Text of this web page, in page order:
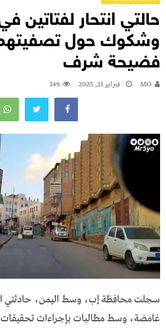
حالتي انتحار لفتاتين
وشكوك حول
فضيحة شرف
MO فبراير 11, 2025 149
سجلت محافظة إب، وسط اليمن، حادثتي
غامضة، وسط مطالبات بإجراءات تحقيقات